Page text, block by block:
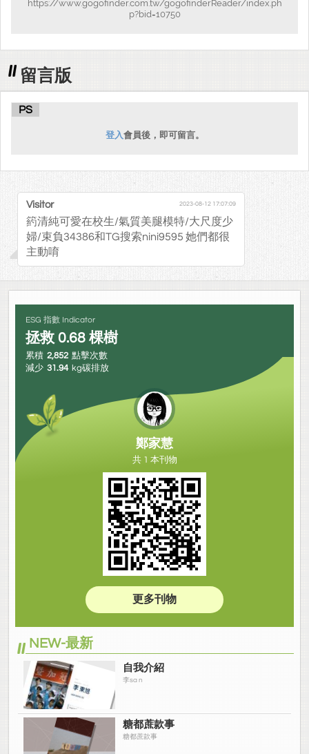
https://www.gogofinder.com.tw/gogofinderReader/index.ph
p?bid=10750
留言版
PS
登入會員後，即可留言。
Visitor 2023-08-12 17:07:09
箹清純可愛在校生/氣質美腿模特/大尺度少
婦/束負34386和TG搜索nini9595 她們都很
主動唷
ESG 指數 Indicator
拯救 0.68 棵樹
累積 2,852 點擊次數
減少 31.94 kg碳排放
鄭家慧
共 1 本刊物
更多刊物
NEW-最新
自我介紹
李sa n
糖都蔗款事
糖都蔗款事